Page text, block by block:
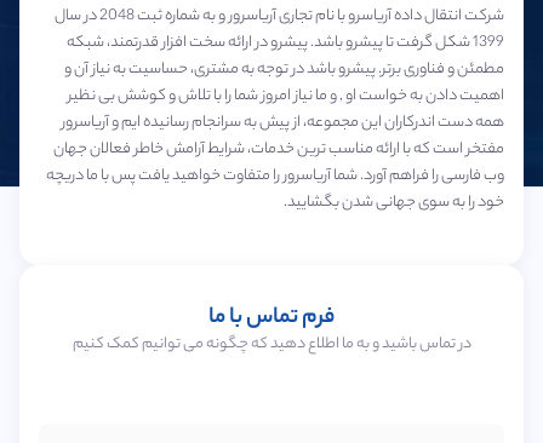
سرور
مجازی
میکروتیک
سرور
مجازی
نامحدود
کانفیگ
شروع
کن
شرکت انتقال داده آریاسرو با نام تجاری آریاسرور و به شماره ثبت 2048 در سال
1399 شکل گرفت تا پیشرو باشد. پیشرو در ارائه سخت افزار قدرتمند، شبکه
مطمئن و فناوری برتر. پیشرو باشد در توجه به مشتری، حساسیت به نیاز آن و
اهمیت دادن به خواست او , و ما نیاز امروز شما را با تلاش و کوشش بی نظیر
همه دست اندرکاران این مجموعه، از پیش به سرانجام رسانیده ایم و آریاسرور
مفتخر است که با ارائه مناسب ترین خدمات، شرایط آرامش خاطر فعالان جهان
وب فارسی را فراهم آورد. شما آریاسرور را متفاوت خواهید یافت پس با ما دریچه
خود را به سوی جهانی شدن بگشایید.
فرم تماس با ما
در تماس باشید و به ما اطلاع دهید که چگونه می توانیم کمک کنیم